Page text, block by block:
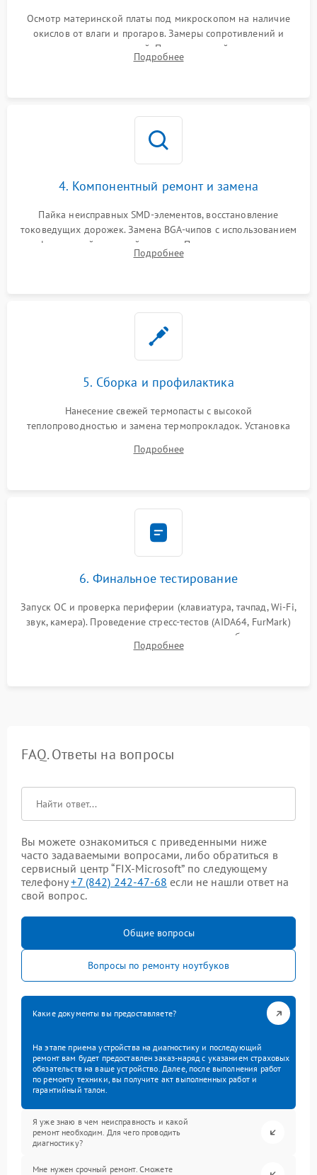
Осмотр материнской платы под микроскопом на наличие
окислов от влаги и прогаров. Замеры сопротивлений и
дежурных напряжений. Проверка цепей питания,
мультиконтроллера, процессора и видеочипа.
Подробнее
4. Компонентный ремонт и замена
Пайка неисправных SMD-элементов, восстановление
токоведущих дорожек. Замена BGA-чипов с использованием
инфракрасной паяльной станции. Прошивка микросхемы
BIOS или замена поврежденных портов USB
Подробнее
5. Сборка и профилактика
Нанесение свежей термопасты с высокой
теплопроводностью и замена термопрокладок. Установка
шлейфов, модулей памяти и накопителей. Предварительная
Подробнее
6. Финальное тестирование
Запуск ОС и проверка периферии (клавиатура, тачпад, Wi-Fi,
звук, камера). Проведение стресс-тестов (AIDA64, FurMark)
для контроля температурного режима и стабильности
системы под пиковой нагрузкой.
Подробнее
FAQ. Ответы на вопросы
Вы можете ознакомиться с приведенными ниже
часто задаваемыми вопросами, либо обратиться в
сервисный центр “FIX-Microsoft” по следующему
телефону+7 (842) 242-47-68 если не нашли ответ на
свой вопрос.
Общие вопросы
Вопросы по ремонту ноутбуков
Какие документы вы предоставляете?
На этапе приема устройства на диагностику и последующий
ремонт вам будет предоставлен заказ-наряд с указанием страховых
обязательств на ваше устройство. Далее, после выполнения работ
по ремонту техники, вы получите акт выполненных работ и
гарантийный талон.
Я уже знаю в чем неисправность и какой
ремонт необходим. Для чего проводить
диагностику?
Мне нужен срочный ремонт. Сможете